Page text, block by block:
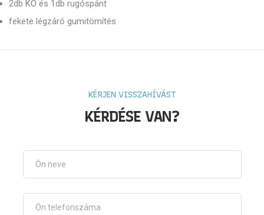
2db KO és 1db rugóspánt
fekete légzáró gumitömítés
KÉRJEN VISSZAHÍVÁST
KÉRDÉSE VAN?